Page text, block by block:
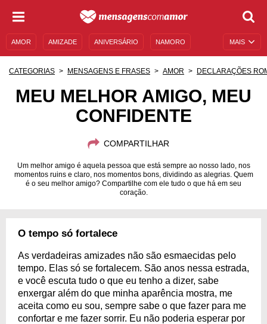
MAIS
AMOR AMIZADE ANIVERSÁRIO NAMORO
MENSAGENS E FRASES MENSAGENS DE ANIVERSÁRIO
CATEGORIAS MENSAGENS E FRASES AMOR DECLARAÇÕES
MEU MELHOR AMIGO, MEU
CONFIDENTE
COMPARTILHAR
Um melhor amigo é aquela pessoa que está sempre ao nosso lado, nos
momentos ruins e claro, nos momentos bons, dividindo as alegrias. Quem
é o seu melhor amigo? Compartilhe com ele tudo o que há em seu
coração.
O tempo só fortalece
As verdadeiras amizades não são esmaecidas pelo
tempo. Elas só se fortalecem. São anos nessa estrada,
e você escuta tudo o que eu tenho a dizer, sabe
enxergar além do que minha aparência mostra, me
aceita como eu sou, sempre sabe o que fazer para me
confortar e me fazer sorrir. Eu não poderia esperar por